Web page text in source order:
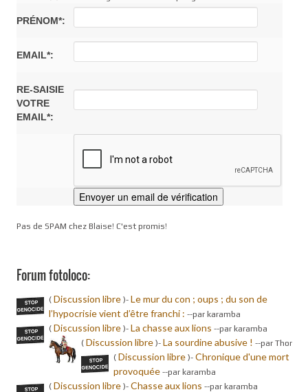
PRÉNOM*:
EMAIL*:
RE-SAISIE
VOTRE
EMAIL*:
Pas de SPAM chez Blaise! C'est promis!
Forum fotoloco:
( Discussion libre )- Le mur du con ; oups ; du son de
l’hypocrisie vient d’être franchi : --par karamba
( Discussion libre )- La chasse aux lions --par karamba
( Discussion libre )- La sourdine abusive ! --par Thor
( Discussion libre )- Chronique d'une mort
provoquée --par karamba
( Discussion libre )- Chasse aux lions --par karamba